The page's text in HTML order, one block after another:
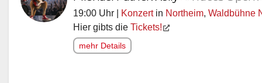
19:00 Uhr | Konzertin Northeim, Waldbühne
Hier gibts die Tickets!
mehr Details